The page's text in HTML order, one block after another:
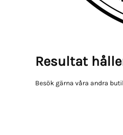
Resultat
Besök gärna våra andra